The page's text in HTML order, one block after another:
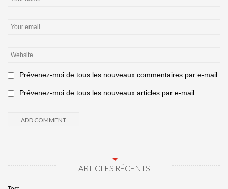
Prévenez-moi de tous les nouveaux commentaires par e-mail.
Prévenez-moi de tous les nouveaux articles par e-mail.
ARTICLES RÉCENTS